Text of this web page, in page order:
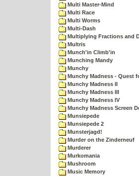
Multi Master-Mind
Multi Race
Multi Worms
Multi-Dash
Multiplying Fractions and
Multris
Munch'in Climb'in
Munching Mandy
Munchy
Munchy Madness - Quest
Munchy Madness II
Munchy Madness III
Munchy Madness IV
Munchy Madness Screen
Munsiepede
Munsiepede 2
Munsterjagd!
Murder on the Zinderneuf
Murderer
Murkomania
Mushroom
Music Memory